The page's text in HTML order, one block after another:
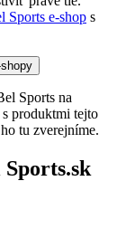
Sports e-shop s
Sports na
produktmi tejto
tu zverejníme.